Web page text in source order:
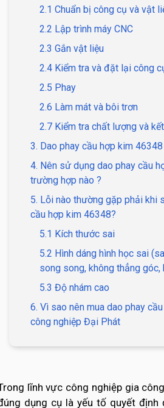
2.1 Chuẩn bị công cụ và vật
2.2 Lập trình máy CNC
2.3 Gắn vật liệu
2.4 Kiểm tra và đặt lại công
2.5 Phay
2.6 Làm mát và bôi trơn
2.7 Kiểm tra chất lượng và
3. Dao phay cầu hợp kim
4. Nên sử dụng dao phay cầu
trường hợp nào ?
5. Lỗi nào thường gặp phải khi
cầu hợp kim 46348?
5.1 Kích thước sai
5.2 Hình dáng hình học sai
song song, không thẳng
5.3 Độ nhám cao
6. Vì sao nên mua dao phay
công nghiệp Đại Phát
lĩnh vực công nghiệp gia
dụng cụ là yếu tố quyết định